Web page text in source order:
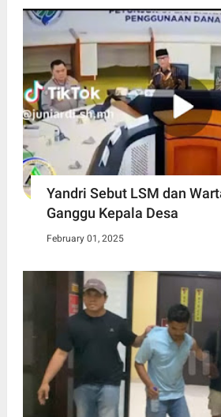
Yandri Sebut LSM dan
Ganggu Kepala Desa
February 01, 2025